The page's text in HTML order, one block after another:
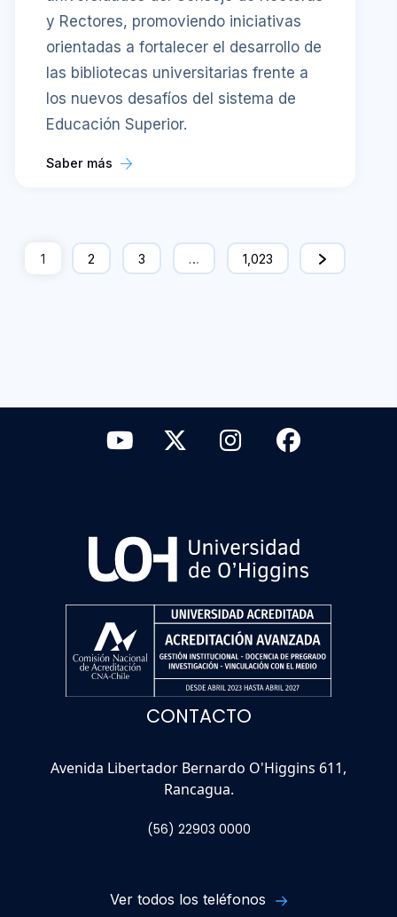
y Rectores, promoviendo iniciativas
orientadas a fortalecer el desarrollo de
las bibliotecas universitarias frente a
los nuevos desafíos del sistema de
Educación Superior.
Saber más
1 2 3 … 1,023
CONTACTO
Avenida Libertador Bernardo O'Higgins 611,
Rancagua.
(56) 22903 0000
Ver todos los teléfonos